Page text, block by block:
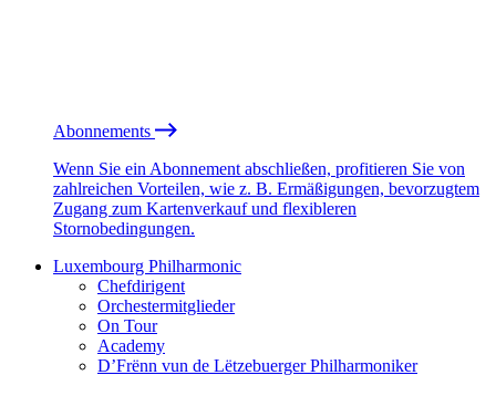
Abonnements
Wenn Sie ein Abonnement abschließen, profitieren Sie von
zahlreichen Vorteilen, wie z. B. Ermäßigungen, bevorzugtem
Zugang zum Kartenverkauf und flexibleren
Stornobedingungen.
Luxembourg Philharmonic
Chefdirigent
Orchestermitglieder
On Tour
Academy
D’Frënn vun de Lëtzebuerger Philharmoniker